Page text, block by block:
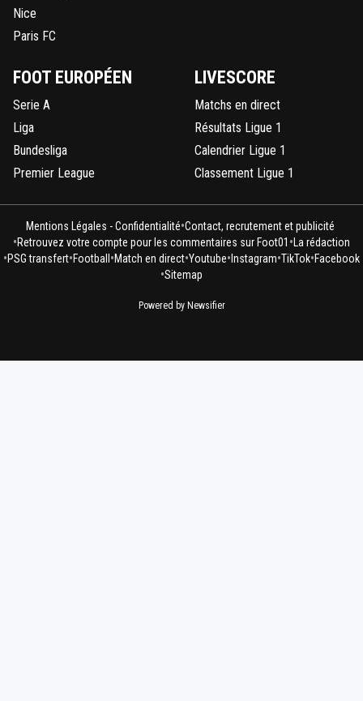
Nice
Paris FC
FOOT EUROPÉEN
Serie A
Liga
Bundesliga
Premier League
LIVESCORE
Matchs en direct
Résultats Ligue 1
Calendrier Ligue 1
Classement Ligue 1
Mentions Légales - Confidentialité•Contact, recrutement et publicité
•Retrouvez votre compte pour les commentaires sur Foot01 • La rédaction
•PSG transfert•Football •Match en direct•Youtube• Instagram•TikTok•Facebook
•Sitemap
Powered by Newsifier